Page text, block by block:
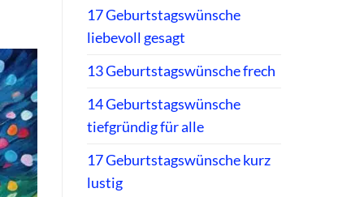
17 Geburtstagswünsche
liebevoll gesagt
13 Geburtstagswünsche frech
14 Geburtstagswünsche
tiefgründig für alle
17 Geburtstagswünsche kurz
lustig